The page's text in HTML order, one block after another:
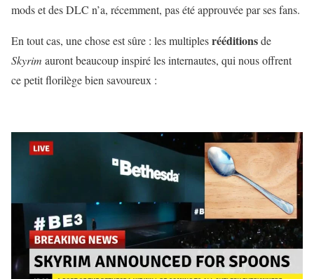
mods et des DLC n’a, récemment, pas été approuvée par ses fans.
En tout cas, une chose est sûre : les multiplesrééditionsde
Skyrim auront beaucoup inspiré les internautes, qui nous offrent
ce petit florilège bien savoureux :